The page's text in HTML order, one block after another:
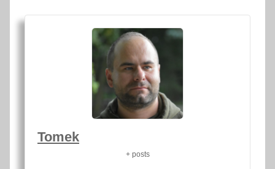
Tomek
+ posts